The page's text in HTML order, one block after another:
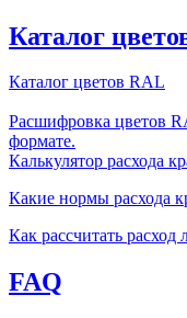
Каталог
Каталог цветов RAL
Расшифровка цветов
формате.
Калькулятор расхода
Какие нормы расхода
Как рассчитать расход
FAQ